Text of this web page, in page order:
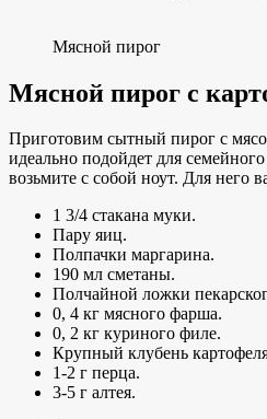
Мясной пирог
Мясной пирог с
Приготовим сытный пирог с
идеально подойдет для
возьмите с собой ноут. Для него
1 3/4 стакана муки.
Пару яиц.
Полпачки маргарина.
190 мл сметаны.
Полчайной ложки
0, 4 кг мясного фарша.
0, 2 кг куриного филе.
Крупный клубень
1-2 г перца.
3-5 г алтея.